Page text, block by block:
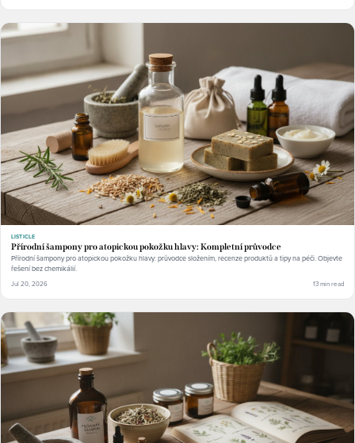
LISTICLE
Přírodní šampony pro atopickou pokožku hlavy: Kompletní průvodce
Přírodní šampony pro atopickou pokožku hlavy: průvodce složením, recenze produktů a tipy na péči. Objevte
řešení bez chemikálií.
Jul 20, 2026 13 min read